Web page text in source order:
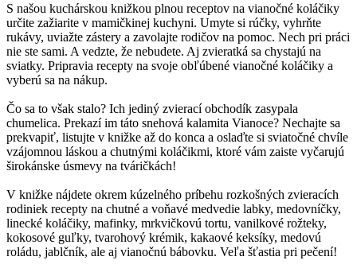
S našou kuchárskou knižkou plnou receptov na vianočné koláčiky
určite zažiarite v mamičkinej kuchyni. Umyte si rúčky, vyhrňte
rukávy, uviažte zástery a zavolajte rodičov na pomoc. Nech pri práci
nie ste sami. A vedzte, že nebudete. Aj zvieratká sa chystajú na
sviatky. Pripravia recepty na svoje obľúbené vianočné koláčiky a
vyberú sa na nákup.
Čo sa to však stalo? Ich jediný zvierací obchodík zasypala
chumelica. Prekazí im táto snehová kalamita Vianoce? Nechajte sa
prekvapiť, listujte v knižke až do konca a oslaďte si sviatočné chvíle
vzájomnou láskou a chutnými koláčikmi, ktoré vám zaiste vyčarujú
širokánske úsmevy na tváričkách!
V knižke nájdete okrem kúzelného príbehu rozkošných zvieracích
rodiniek recepty na chutné a voňavé medvedie labky, medovníčky,
linecké koláčiky, mafinky, mrkvičkovú tortu, vanilkové rožteky,
kokosové guľky, tvarohový krémik, kakaové keksíky, medovú
roládu, jablčník, ale aj vianočnú bábovku. Veľa šťastia pri pečení!